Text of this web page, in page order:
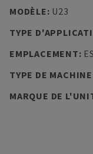
MODÈLE: U23
TYPE
EMPLACEMENT:
TYPE DE MACHINE
MARQUE DE